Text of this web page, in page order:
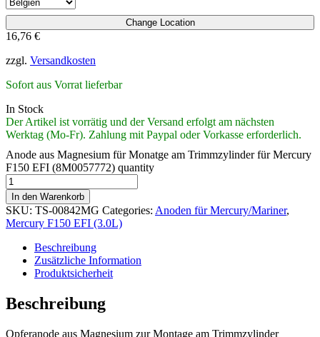
Change Location
16,76 €
zzgl. Versandkosten
Sofort aus Vorrat lieferbar
In Stock
Der Artikel ist vorrätig und der Versand erfolgt am nächsten
Werktag (Mo-Fr). Zahlung mit Paypal oder Vorkasse erforderlich.
Anode aus Magnesium für Monatge am Trimmzylinder für Mercury
F150 EFI (8M0057772) quantity
In den Warenkorb
SKU: TS-00842MG Categories: Anoden für Mercury/Mariner,
Mercury F150 EFI (3.0L)
Beschreibung
Zusätzliche Information
Produktsicherheit
Beschreibung
Opferanode aus Magnesium zur Montage am Trimmzylinder